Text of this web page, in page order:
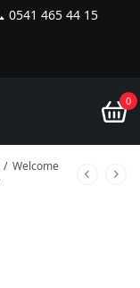
0541 465 44 15
0
/ Welcome